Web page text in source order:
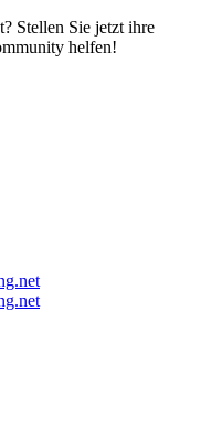
Stellen Sie jetzt ihre
helfen!